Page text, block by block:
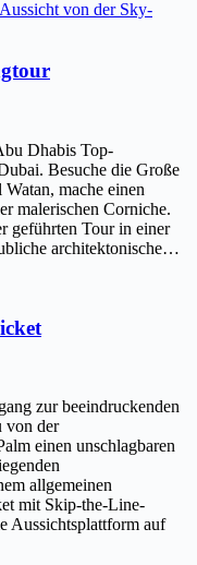
von der Sky-
Dhabis Top-
Besuche die Große
mache einen
malerischen Corniche.
geführten Tour in einer
architektonische…
zur beeindruckenden
von der
einen unschlagbaren
allgemeinen
mit Skip-the-Line-
Aussichtsplattform auf